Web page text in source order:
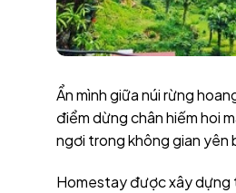
Ẩn mình giữa núi rừng
điểm dừng chân hiếm hoi
ngơi trong không gian yên
Homestay được xây dựng